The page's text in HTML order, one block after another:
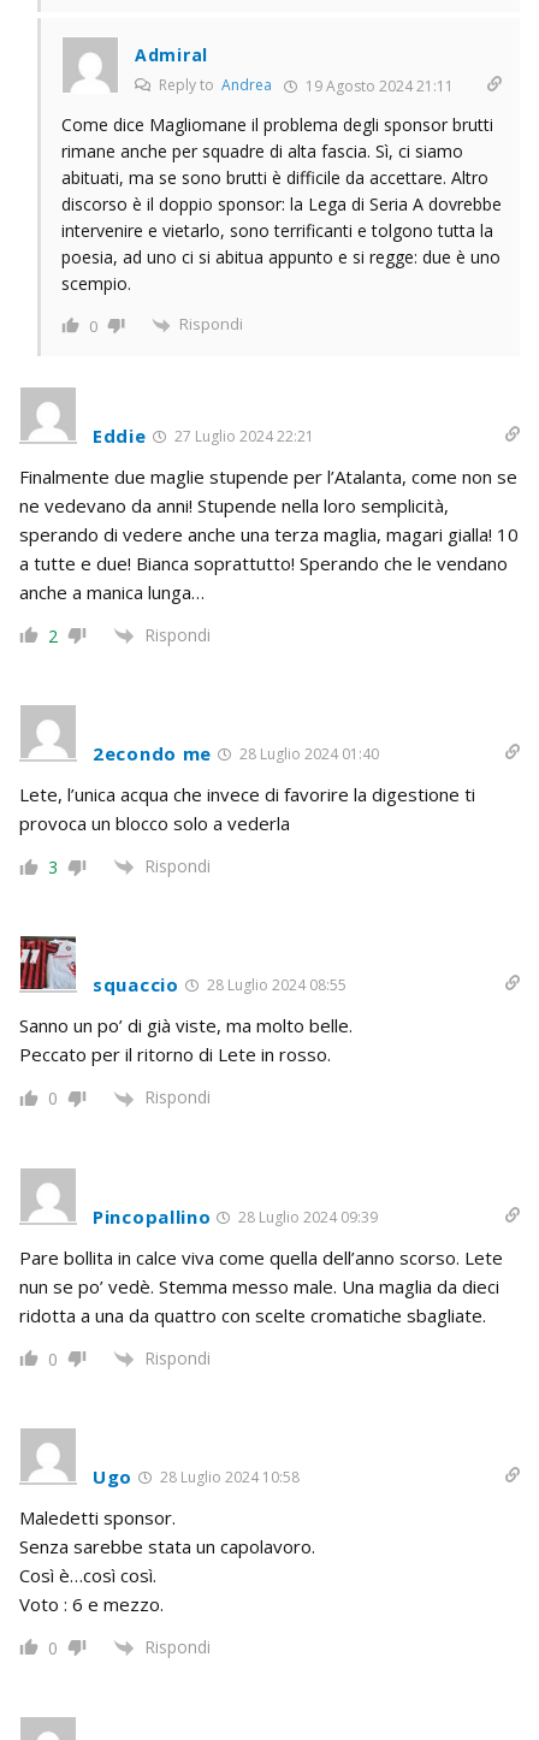
Admiral
Reply to Andrea 19 Agosto 2024 21:11
Come dice Magliomane il problema degli sponsor brutti
rimane anche per squadre di alta fascia. Sì, ci siamo
abituati, ma se sono brutti è difficile da accettare. Altro
discorso è il doppio sponsor: la Lega di Seria A dovrebbe
intervenire e vietarlo, sono terrificanti e tolgono tutta la
poesia, ad uno ci si abitua appunto e si regge: due è uno
scempio.
0 Rispondi
Eddie 27 Luglio 2024 22:21
Finalmente due maglie stupende per l’Atalanta, come non se
ne vedevano da anni! Stupende nella loro semplicità,
sperando di vedere anche una terza maglia, magari gialla! 10
a tutte e due! Bianca soprattutto! Sperando che le vendano
anche a manica lunga…
2 Rispondi
2econdo me 28 Luglio 2024 01:40
Lete, l’unica acqua che invece di favorire la digestione ti
provoca un blocco solo a vederla
3 Rispondi
squaccio 28 Luglio 2024 08:55
Sanno un po’ di già viste, ma molto belle.
Peccato per il ritorno di Lete in rosso.
0 Rispondi
Pincopallino 28 Luglio 2024 09:39
Pare bollita in calce viva come quella dell’anno scorso. Lete
nun se po’ vedè. Stemma messo male. Una maglia da dieci
ridotta a una da quattro con scelte cromatiche sbagliate.
0 Rispondi
Ugo 28 Luglio 2024 10:58
Maledetti sponsor.
Senza sarebbe stata un capolavoro.
Così è…così così.
Voto : 6 e mezzo.
0 Rispondi